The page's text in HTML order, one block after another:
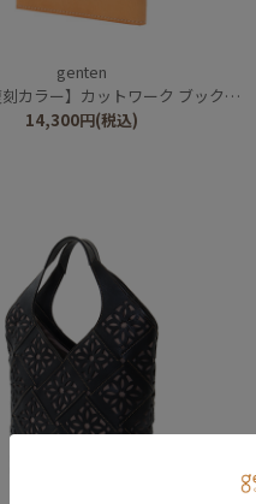
genten
ラー】カットワーク ブックカバー
14,300円(税込)